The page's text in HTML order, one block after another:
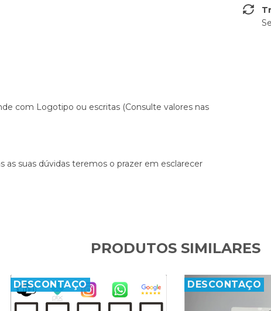
com Logotipo ou escritas (Consulte valores nas
as suas dúvidas teremos o prazer em esclarecer
PRODUTOS SIMILARES
DESCONTAÇO DESCONTAÇO